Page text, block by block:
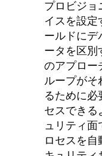
プロビジョ
イスを設定
ールドにデ
ータを区別
のアプロー
ループがそ
るために必
セスできる
ュリティ
ロセスを